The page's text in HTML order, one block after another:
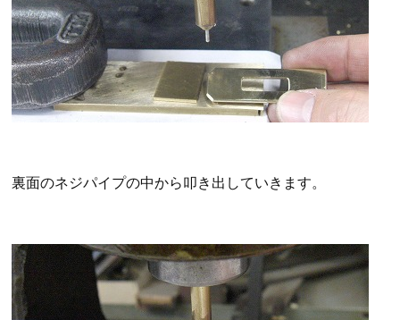
裏面のネジパイプの中から叩き出していきます。